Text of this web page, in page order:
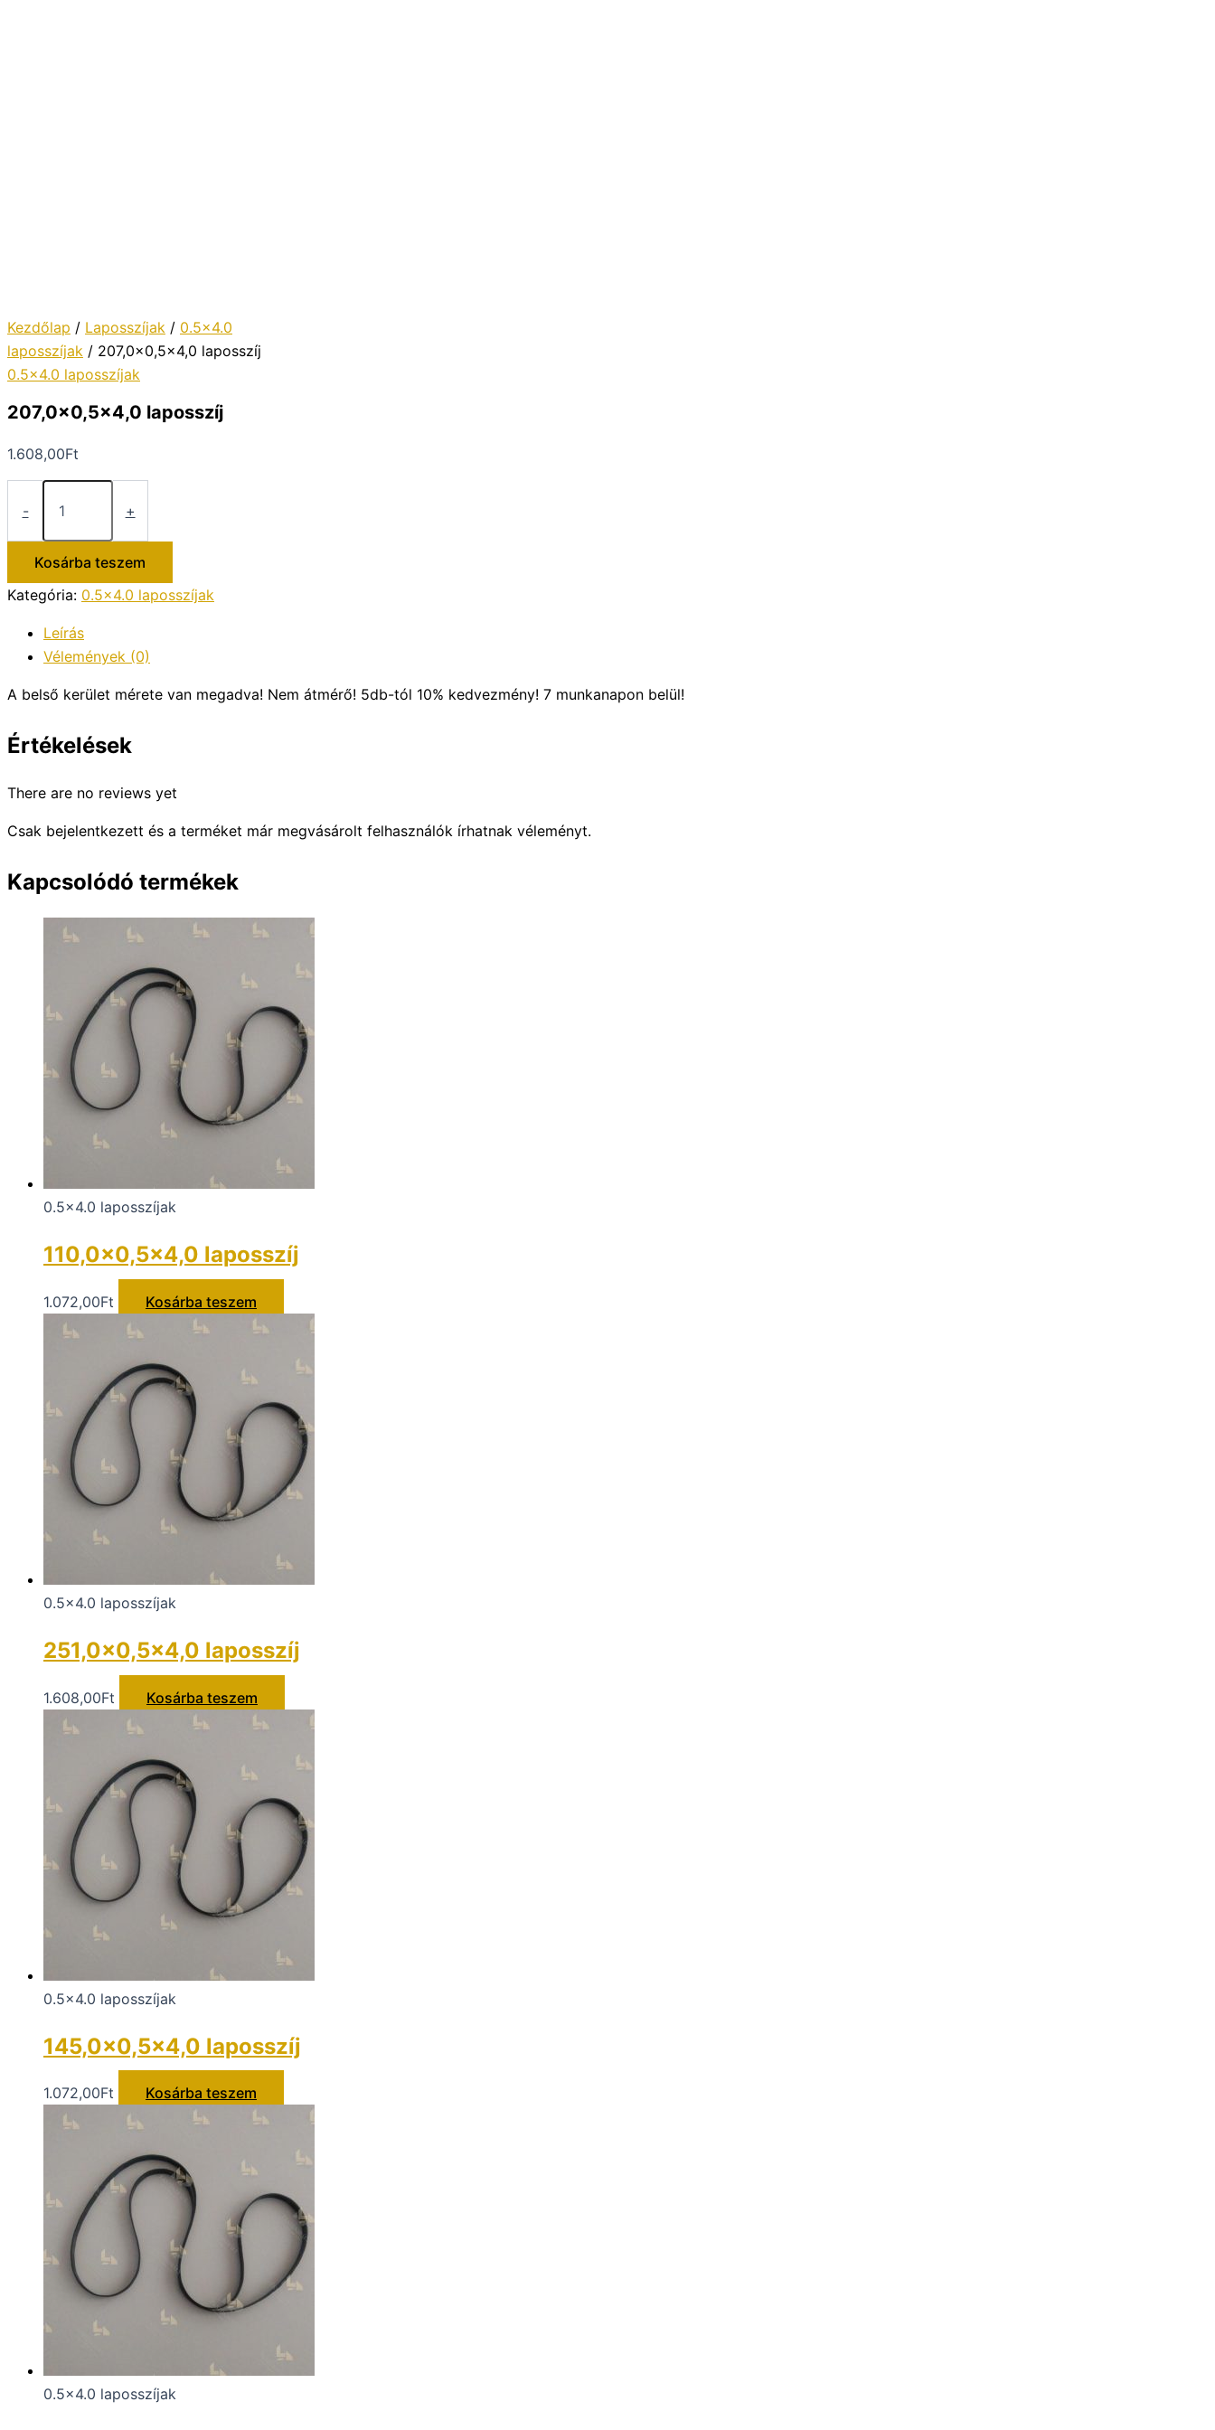
Kezdőlap / Laposszíjak / 0.5x4.0
laposszíjak / 207,0×0,5×4,0 laposszíj
0.5x4.0 laposszíjak
207,0×0,5×4,0 laposszíj
1.608,00Ft
-
207,0×0,5×4,0
+
Kosárba teszem
Kategória: 0.5x4.0 laposszíjak
Leírás
Vélemények (0)
A belső kerület mérete van megadva! Nem átmérő! 5db-tól 10% kedvezmény! 7 munkanapon belül!
Értékelések
There are no reviews yet
Csak bejelentkezett és a terméket már megvásárolt felhasználók írhatnak véleményt.
Kapcsolódó termékek
0.5x4.0 laposszíjak
110,0×0,5×4,0 laposszíj
1.072,00Ft Kosárba teszem
0.5x4.0 laposszíjak
251,0×0,5×4,0 laposszíj
1.608,00Ft Kosárba teszem
0.5x4.0 laposszíjak
145,0×0,5×4,0 laposszíj
1.072,00Ft Kosárba teszem
0.5x4.0 laposszíjak